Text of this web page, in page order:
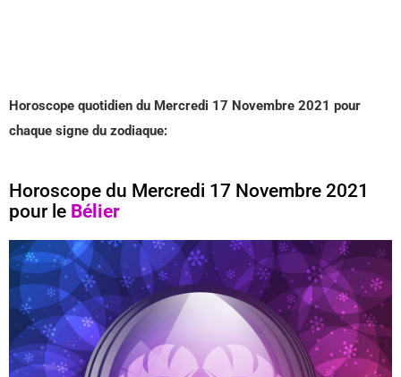
Horoscope quotidien du Mercredi 17 Novembre 2021 pour
chaque signe du zodiaque:
Horoscope du Mercredi 17 Novembre 2021
pour le Bélier